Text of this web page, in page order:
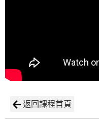
返回課程首頁